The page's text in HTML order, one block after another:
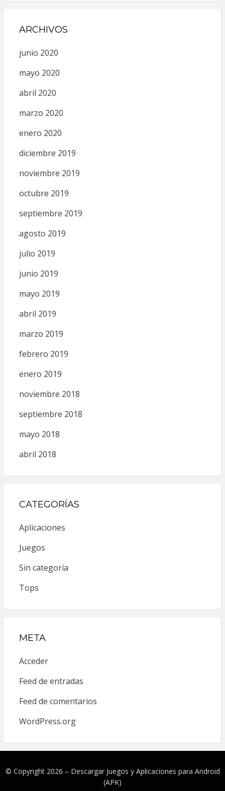
ARCHIVOS
junio 2020
mayo 2020
abril 2020
marzo 2020
enero 2020
diciembre 2019
noviembre 2019
octubre 2019
septiembre 2019
agosto 2019
julio 2019
junio 2019
mayo 2019
abril 2019
marzo 2019
febrero 2019
enero 2019
noviembre 2018
septiembre 2018
mayo 2018
abril 2018
CATEGORÍAS
Aplicaciones
Juegos
Sin categoría
Tops
META
Acceder
Feed de entradas
Feed de comentarios
WordPress.org
© Copyright 2026 – Descargar Juegos y Aplicaciones para Android
(APK)